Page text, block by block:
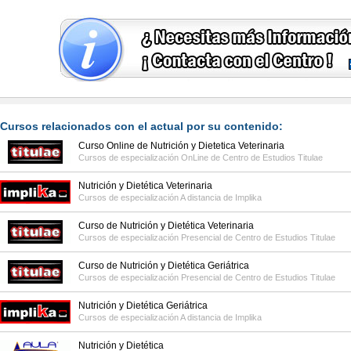
Cursos relacionados con el actual por su contenido:
Curso Online de Nutrición y Dietetica Veterinaria
Cursos de especialización OnLine de Centro de Estudios Titulae
Nutrición y Dietética Veterinaria
Cursos de especialización A distancia de Implika
Curso de Nutrición y Dietética Veterinaria
Cursos de especialización Presencial de Centro de Estudios Titulae
Curso de Nutrición y Dietética Geriátrica
Cursos de especialización Presencial de Centro de Estudios Titulae
Nutrición y Dietética Geriátrica
Cursos de especialización A distancia de Implika
Nutrición y Dietética